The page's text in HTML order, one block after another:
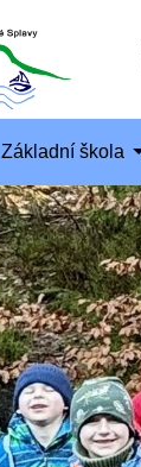
Základní škola